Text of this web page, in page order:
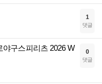
1
댓글
야구스피리츠 2026 W
0
댓글